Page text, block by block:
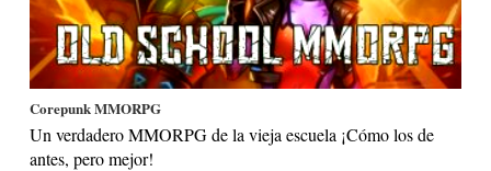
Corepunk MMORPG
Un verdadero MMORPG de la vieja escuela ¡Cómo los de
antes, pero mejor!